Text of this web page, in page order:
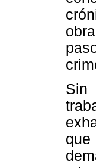
Sin
que